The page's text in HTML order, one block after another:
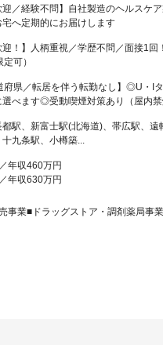
迎／経験不問】自社製造のヘルスケ
へ定期的にお届けします
迎！】人柄重視／学歴不問／面接1
可）
府県／転居を伴う転勤なし】◎U・I
べます◎受動喫煙対策あり（屋内禁
駅、新富士駅(北海道)、帯広駅、遠
九条駅、小樽築...
年収460万円
年収630万円
事業■ドラッグストア・調剤薬局事